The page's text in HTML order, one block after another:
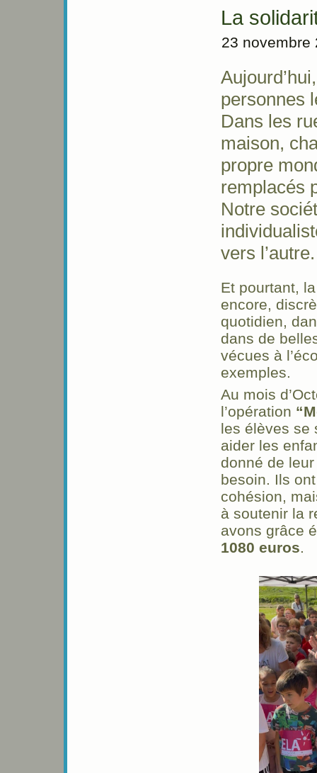
La
23 novembre
personnes
Dans les
maison,
propre
remplacés
Notre
vers l’autre.
Et pourtant,
encore,
quotidien,
dans de
vécues à
exemples.
Au mois
l’opération
les élèves se
aider les
donné de
besoin. Ils
cohésion,
à soutenir la
avons grâce
1080 euros.